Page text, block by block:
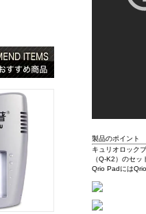
製品のポイント
キュリオロック
（Q-K2）のセッ
Qrio Padには